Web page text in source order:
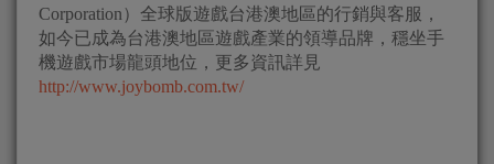
Corporation）全球版遊戲台港澳地區的行銷與客服，
如今已成為台港澳地區遊戲產業的領導品牌，穩坐手
機遊戲市場龍頭地位，更多資訊詳見
http://www.joybomb.com.tw/